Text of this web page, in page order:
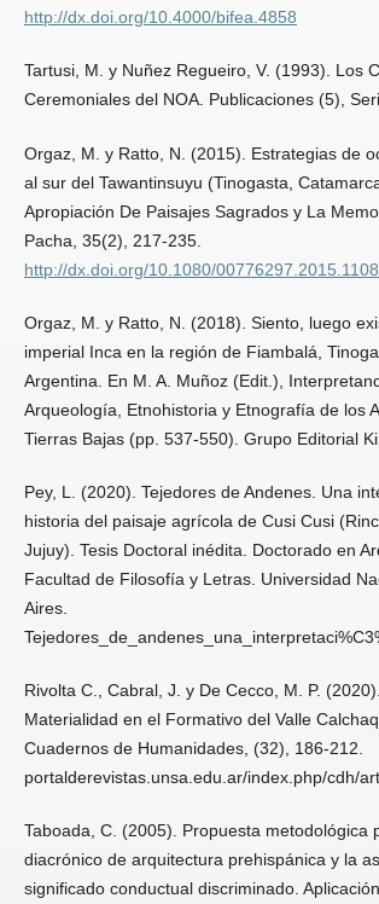
http://dx.doi.org/10.4000/bifea.4858
Tartusi, M. y Nuñez Regueiro, V. (1993). Los
Ceremoniales del NOA. Publicaciones (5),
Orgaz, M. y Ratto, N. (2015). Estrategias de
al sur del Tawantinsuyu (Tinogasta,
Apropiación De Paisajes Sagrados y La
Pacha, 35(2), 217-235.
http://dx.doi.org/10.1080/
Orgaz, M. y Ratto, N. (2018). Siento, luego
imperial Inca en la región de Fiambalá,
Argentina. En M. A. Muñoz (Edit.),
Arqueología, Etnohistoria y Etnografía de los
Tierras Bajas (pp. 537-550). Grupo Editorial
Pey, L. (2020). Tejedores de Andenes. Una
historia del paisaje agrícola de Cusi Cusi
Jujuy). Tesis Doctoral inédita. Doctorado en
Facultad de Filosofía y Letras. Universidad
Aires.
Rivolta C., Cabral, J. y De Cecco, M. P.
Materialidad en el Formativo del Valle
Cuadernos de Humanidades, (32), 186-212.
portalderevistas.unsa.edu.ar/index.php/cdh/
Taboada, C. (2005). Propuesta metodológica
diacrónico de arquitectura prehispánica y la
significado conductual discriminado.